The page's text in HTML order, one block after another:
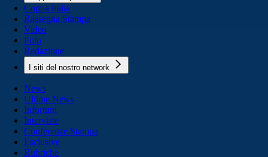
Coppa Italia
Rassegna Stampa
Video
Foto
Redazione
I siti del nostro network
News
Ultime News
Infortuni
Interviste
Conferenze Stampa
Esclusive
Rubriche